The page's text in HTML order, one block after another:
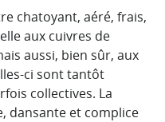
chatoyant, aéré, frais,
aux cuivres de
aussi, bien sûr, aux
ci sont tantôt
collectives. La
dansante et complice